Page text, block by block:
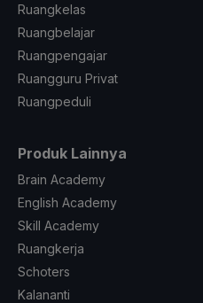
Ruangkelas
Ruangbelajar
Ruangpengajar
Ruangguru Privat
Ruangpeduli
Produk Lainnya
Brain Academy
English Academy
Skill Academy
Ruangkerja
Schoters
Kalananti